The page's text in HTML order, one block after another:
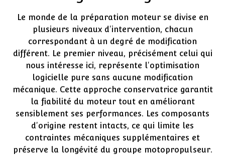
Le monde de la préparation moteur se divise en
plusieurs niveaux d'intervention, chacun
correspondant à un degré de modification
différent. Le premier niveau, précisément celui qui
nous intéresse ici, représente l'optimisation
logicielle pure sans aucune modification
mécanique. Cette approche conservatrice garantit
la fiabilité du moteur tout en améliorant
sensiblement ses performances. Les composants
d'origine restent intacts, ce qui limite les
contraintes mécaniques supplémentaires et
préserve la longévité du groupe motopropulseur.